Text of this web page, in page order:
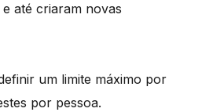
até criaram novas
um limite máximo por
por pessoa.